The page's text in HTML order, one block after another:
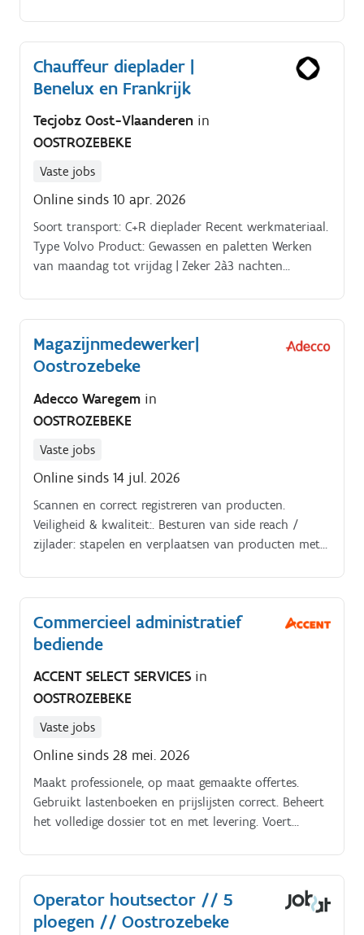
Chauffeur dieplader |
Benelux en Frankrijk
Tecjobz Oost-Vlaanderen in
OOSTROZEBEKE
Vaste jobs
Online sinds 10 apr. 2026
Soort transport: C+R dieplader Recent werkmateriaal.
Type Volvo Product: Gewassen en paletten Werken
van maandag tot vrijdag | Zeker 2à3 nachten
Nederland Zo'n 13u à 14u/dag ben je terug te vinden
in de vrachtwagen (hoogseizoen: 15u/dag) er wordt
steeds rekening gehouden met gezinssituaties
Magazijnmedewerker|
Oostrozebeke
Adecco Waregem in
OOSTROZEBEKE
Vaste jobs
Online sinds 14 jul. 2026
Scannen en correct registreren van producten.
Veiligheid & kwaliteit:. Besturen van side reach /
zijlader: stapelen en verplaatsen van producten met
Commercieel administratief
bediende
ACCENT SELECT SERVICES in
OOSTROZEBEKE
Vaste jobs
Online sinds 28 mei. 2026
Maakt professionele, op maat gemaakte offertes.
Gebruikt lastenboeken en prijslijsten correct. Beheert
het volledige dossier tot en met levering. Voert
Operator houtsector // 5
ploegen // Oostrozebeke